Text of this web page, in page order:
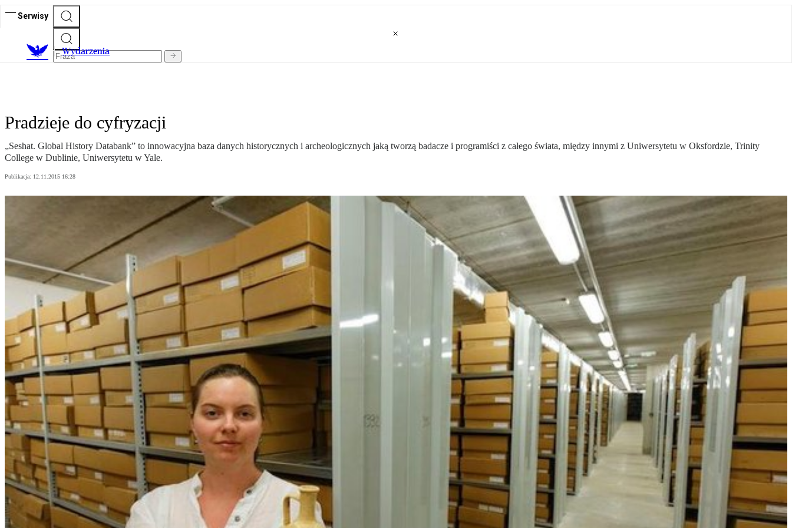
Serwisy
Wydarzenia
Pradzieje do cyfryzacji
„Seshat. Global History Databank” to innowacyjna baza danych historycznych i archeologicznych jaką tworzą badacze i programiści z całego świata, między innymi z Uniwersytetu w Oksfordzie, Trinity
College w Dublinie, Uniwersytetu w Yale.
Publikacja: 12.11.2015 16:28